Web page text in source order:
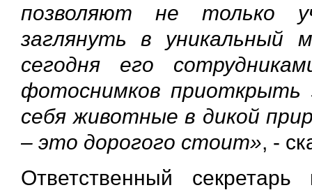
позволяют не только
заглянуть в уникальный
сегодня его
фотоснимков приоткрыть
себя животные в дикой
– это дорогого стоит», -
Ответственный